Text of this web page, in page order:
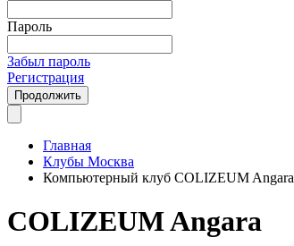
Пароль
Забыл пароль
Регистрация
Продолжить
Главная
Клубы Москва
Компьютерный клуб COLIZEUM Angara
COLIZEUM Angara